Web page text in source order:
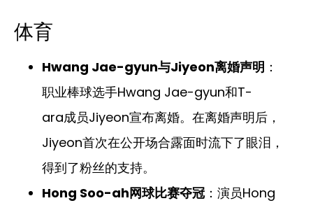
体育
Hwang Jae-gyun与Jiyeon离婚声明 ：
职业棒球选手Hwang Jae-gyun和T-
ara成员Jiyeon宣布离婚。在离婚声明后，
Jiyeon首次在公开场合露面时流下了眼泪，
得到了粉丝的支持。
Hong Soo-ah网球比赛夺冠：演员Hong